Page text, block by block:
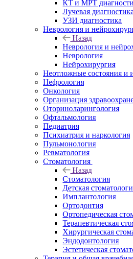
КТ и МРТ
Лучевая диагностика
УЗИ диагностика
Неврология и
Назад
Неврология и
Неврология
Нейрохирургия
Неотложные состояния и
Нефрология
Онкология
Организация
Оториноларингология
Офтальмология
Педиатрия
Психиатрия и наркология
Пульмонология
Ревматология
Стоматология
Назад
Стоматология
Детская
Имплантология
Ортодонтия
Ортопедическая
Терапевтическая
Хирургическая
Эндодонтология
Эстетическая